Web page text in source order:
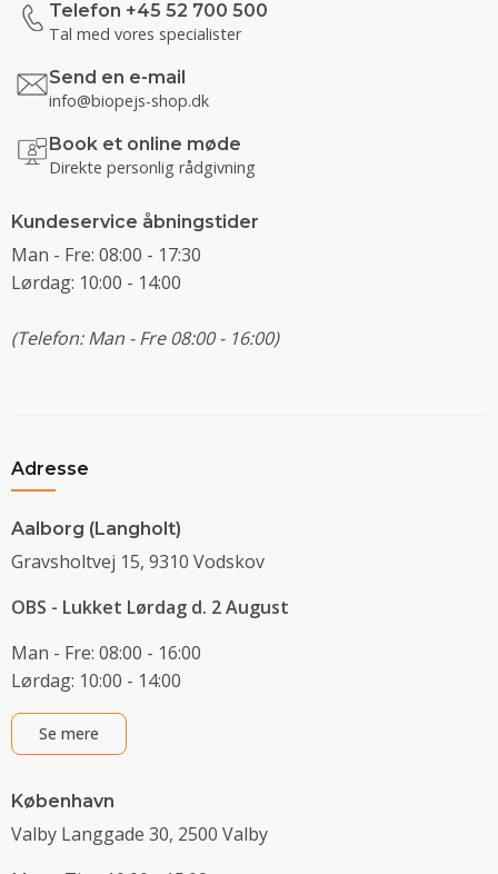
Telefon +45 52 700 500
Tal med vores specialister
Send en e-mail
info@biopejs-shop.dk
Book et online møde
Direkte personlig rådgivning
Kundeservice åbningstider
Man - Fre: 08:00 - 17:30
Lørdag: 10:00 - 14:00
(Telefon: Man - Fre 08:00 - 16:00)
Adresse
Aalborg (Langholt)
Gravsholtvej 15, 9310 Vodskov
OBS - Lukket Lørdag d. 2 August
Man - Fre: 08:00 - 16:00
Lørdag: 10:00 - 14:00
Se mere
København
Valby Langgade 30, 2500 Valby